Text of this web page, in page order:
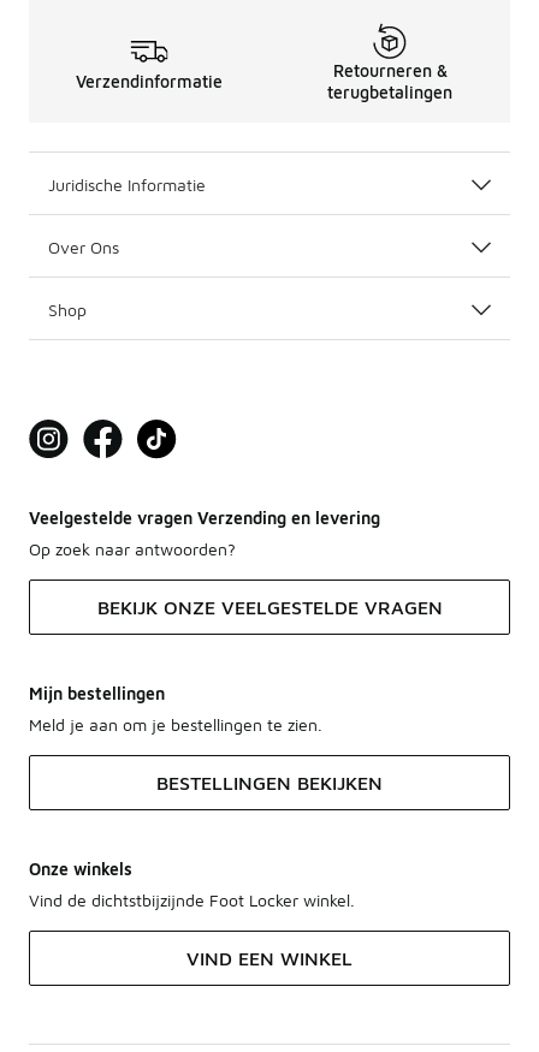
Verzendinformatie
Retourneren &
terugbetalingen
Juridische Informatie
Over Ons
Shop
Veelgestelde vragen Verzending en levering
Op zoek naar antwoorden?
BEKIJK ONZE VEELGESTELDE VRAGEN
Mijn bestellingen
Meld je aan om je bestellingen te zien.
BESTELLINGEN BEKIJKEN
Onze winkels
Vind de dichtstbijzijnde Foot Locker winkel.
VIND EEN WINKEL